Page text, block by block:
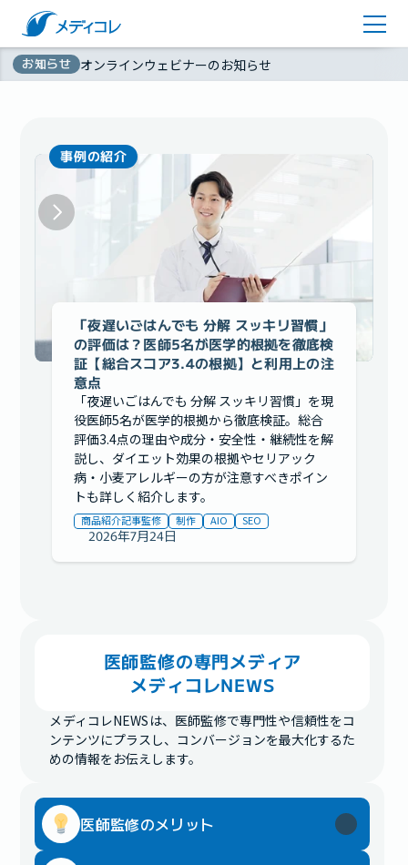
お知らせ オンラインウェビナーのお知らせ
お問い合わせ
事例の紹介
「夜遅いごはんでも 分解 スッキリ習慣」
の評価は？医師5名が医学的根拠を徹底検
証【総合スコア3.4の根拠】と利用上の注
意点
「夜遅いごはんでも 分解 スッキリ習慣」を現
役医師5名が医学的根拠から徹底検証。総合
評価3.4点の理由や成分・安全性・継続性を解
説し、ダイエット効果の根拠やセリアック
病・小麦アレルギーの方が注意すべきポイン
トも詳しく紹介します。
商品紹介記事監修 制作 AIO SEO
2026年7月24日
医師監修の専門メディア
メディコレNEWS
メディコレNEWSは、医師監修で専門性や信頼性をコ
ンテンツにプラスし、コンバージョンを最大化するた
めの情報をお伝えします。
医師監修のメリット